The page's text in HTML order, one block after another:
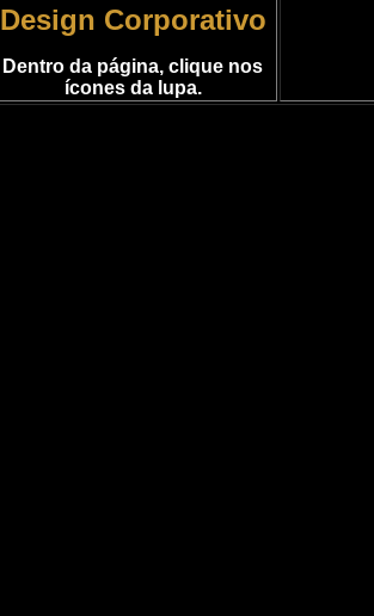
Design Corporativo
Dentro da página, clique nos
ícones da lupa.